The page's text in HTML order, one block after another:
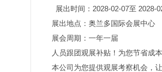
展出时间：2028-02-07至 2028-
展出地点：奥兰多国际会展中心
展会周期：一年一届
人员跟团观展补贴！为您节省成
本公司为您提供观展考察机会，